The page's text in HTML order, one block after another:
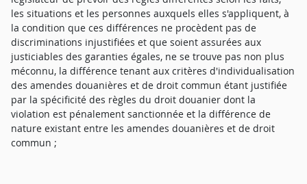
les situations et les personnes auxquels elles s'appliquent, à
la condition que ces différences ne procèdent pas de
discriminations injustifiées et que soient assurées aux
justiciables des garanties égales, ne se trouve pas non plus
méconnu, la différence tenant aux critères d'individualisation
des amendes douanières et de droit commun étant justifiée
par la spécificité des règles du droit douanier dont la
violation est pénalement sanctionnée et la différence de
nature existant entre les amendes douanières et de droit
commun ;